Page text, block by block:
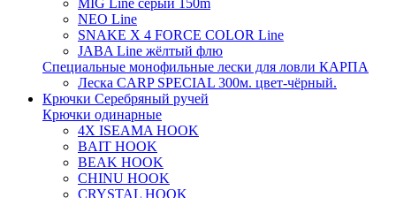
MIG Line серый 150m
NEO Line
SNAKE X 4 FORCE COLOR Line
JABA Line жёлтый флю
Специальные монофильные лески для ловли КАРПА
Леска CARP SPECIAL 300м. цвет-чёрный.
Крючки Серебряный ручей
Крючки одинарные
4X ISEAMA HOOK
BAIT HOOK
BEAK HOOK
CHINU HOOK
CRYSTAL HOOK